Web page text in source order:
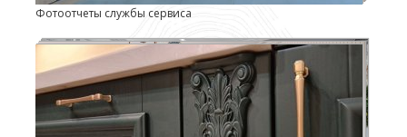
Фотоотчеты службы сервиса